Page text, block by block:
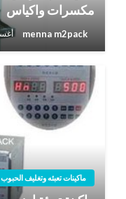
مكسرات واكياس
menna m2pack
ماكينات تعبئه وتغليف الحبوب